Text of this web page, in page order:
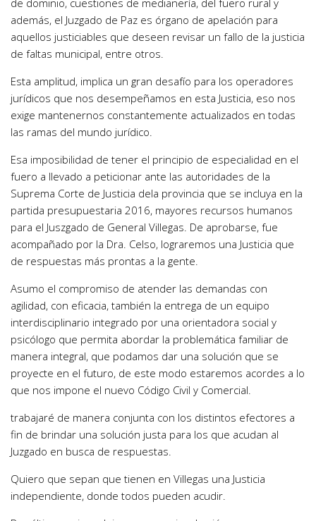
de dominio, cuestiones de medianería, del fuero rural y
además, el Juzgado de Paz es órgano de apelación para
aquellos justiciables que deseen revisar un fallo de la justicia
de faltas municipal, entre otros.
Esta amplitud, implica un gran desafío para los operadores
jurídicos que nos desempeñamos en esta Justicia, eso nos
exige mantenernos constantemente actualizados en todas
las ramas del mundo jurídico.
Esa imposibilidad de tener el principio de especialidad en el
fuero a llevado a peticionar ante las autoridades de la
Suprema Corte de Justicia dela provincia que se incluya en la
partida presupuestaria 2016, mayores recursos humanos
para el Juszgado de General Villegas. De aprobarse, fue
acompañado por la Dra. Celso, lograremos una Justicia que
de respuestas más prontas a la gente.
Asumo el compromiso de atender las demandas con
agilidad, con eficacia, también la entrega de un equipo
interdisciplinario integrado por una orientadora social y
psicólogo que permita abordar la problemática familiar de
manera integral, que podamos dar una solución que se
proyecte en el futuro, de este modo estaremos acordes a lo
que nos impone el nuevo Código Civil y Comercial.
trabajaré de manera conjunta con los distintos efectores a
fin de brindar una solución justa para los que acudan al
Juzgado en busca de respuestas.
Quiero que sepan que tienen en Villegas una Justicia
independiente, donde todos pueden acudir.